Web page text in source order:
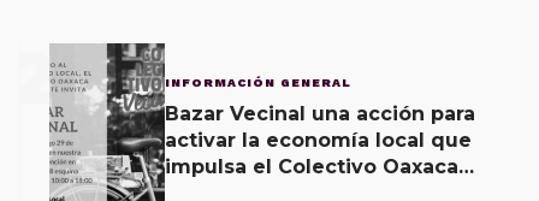
2 INFORMACIÓN GENERAL
Bazar Vecinal una acción para
activar la economía local que
impulsa el Colectivo Oaxaca